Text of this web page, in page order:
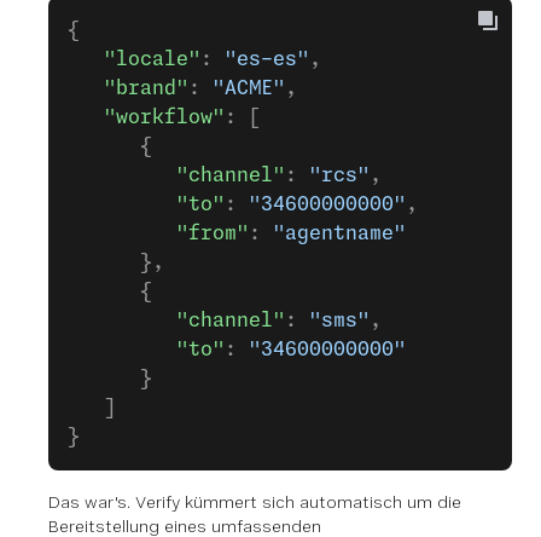
{
   "locale"
: "es-es" ,
   "brand"
: "ACME" ,
   "workflow"
: [
      {
         "channel"
: "rcs" ,
         "to"
: "34600000000" ,
         "from"
:
"agentname"
      },
      {
         "channel"
: "sms" ,
         "to"
:
"34600000000"
      }
}
Das war's. Verify kümmert sich automatisch um die
Bereitstellung eines umfassenden